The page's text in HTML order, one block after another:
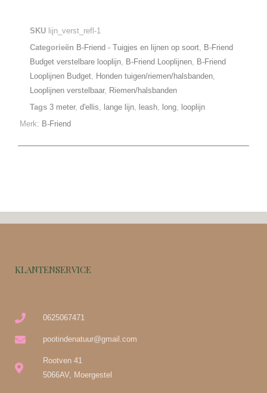
SKU lijn_verst_refl-1
Categorieën B-Friend - Tuigjes en lijnen op soort
B-Friend
Budget verstelbare looplijn
B-Friend Looplijnen
B-Friend
Looplijnen Budget
Honden tuigen/riemen/halsbanden
Looplijnen verstelbaar, Riemen/halsbanden
Tags 3 meter, d'ellis lange lijn leash long
looplijn
Merk: B-Friend
KLANTENSERVICE
0625067471
pootindenatuur@gmail.com
Rootven 41
5066AV, Moergestel